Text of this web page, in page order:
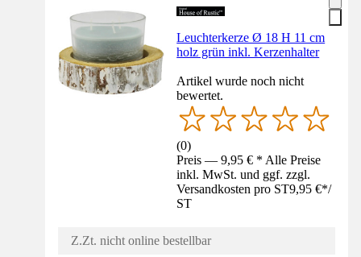
Leuchterkerze Ø 18 H 11 cm
holz grün inkl. Kerzenhalter
Artikel wurde noch nicht
bewertet.
(0)
Preis — 9,95 € * Alle Preise
inkl. MwSt. und ggf. zzgl.
Versandkosten pro ST9,95 €*/
ST
Z.Zt. nicht online bestellbar